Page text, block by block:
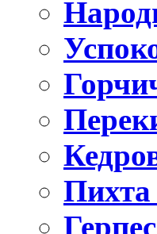
Пихта
Герпес